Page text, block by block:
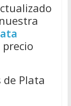
de Plata